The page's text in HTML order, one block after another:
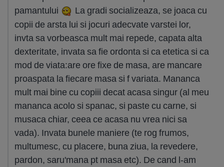
pamantului
La gradi socializeaza, se joaca cu
copii de arsta lui si jocuri adecvate varstei lor,
invta sa vorbeasca mult mai repede, capata alta
dexteritate, invata sa fie ordonta si ca etetica si ca
mod de viata:are ore fixe de masa, are mancare
proaspata la fiecare masa si f variata. Mananca
mult mai bine cu copiii decat acasa singur (al meu
mananca acolo si spanac, si paste cu carne, si
musaca chiar, ceea ce acasa nu vrea nici sa
vada). Invata bunele maniere (te rog frumos,
multumesc, cu placere, buna ziua, la revedere,
pardon, saru'mana pt masa etc). De cand l-am